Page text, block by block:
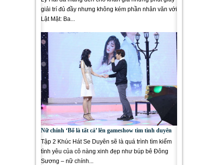
giải trí đủ đầy nhưng không kém phần nhân văn với
Lật Mặt: Ba...
Nữ chính ‘Bố là tất cả’ lên gameshow tìm tình duyên
Tập 2 Khúc Hát Se Duyên sẽ là quá trình tìm kiếm
tình yêu của cô nàng xinh đẹp như búp bê Đông
Sương – nữ chính...